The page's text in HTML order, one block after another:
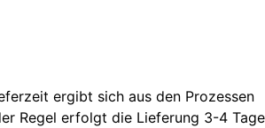
ergibt sich aus den Prozessen
Regel erfolgt die Lieferung 3-4 Tage